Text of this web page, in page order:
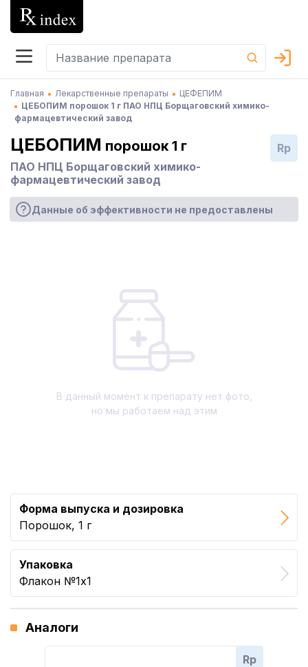
Главная Лекарственные препараты
ЦЕФЕПИМ
ЦЕБОПИМ порошок 1 г ПАО НПЦ Борщаговский химико-
фармацевтический завод
ЦЕБОПИМ порошок 1 г
ПАО НПЦ Борщаговский химико-
фармацевтический завод
Rp
Данные об эффективности не предоставлены
В данный момент к препарату нет фото,
но мы работаем над этим
Форма выпуска и дозировка
Порошок, 1 г
Упаковка
Флакон №1x1
Аналоги
Rp